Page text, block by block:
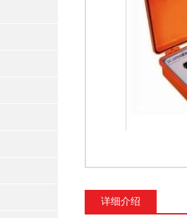
详细介绍